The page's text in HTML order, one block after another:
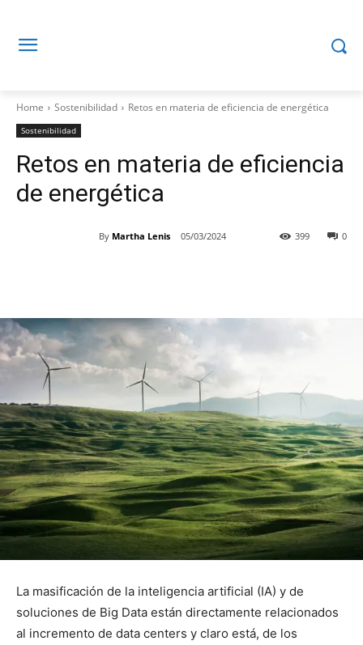
Home Sostenibilidad Retos en materia de eficiencia de energética
Sostenibilidad
Retos en materia de eficiencia
de energética
By Martha Lenis 05/03/2024 0
399
La masificación de la inteligencia artificial (IA) y de
soluciones de Big Data están directamente relacionados
al incremento de data centers y claro está, de los